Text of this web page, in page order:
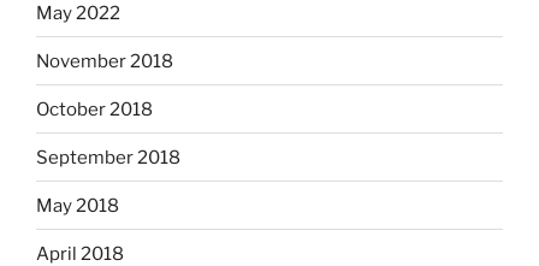
May 2022
November 2018
October 2018
September 2018
May 2018
April 2018